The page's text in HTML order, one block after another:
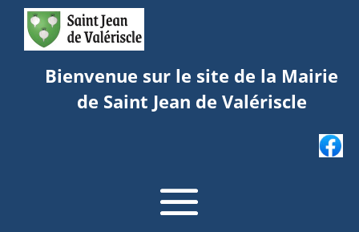
Bienvenue sur le site de la Mairie
de Saint Jean de Valériscle